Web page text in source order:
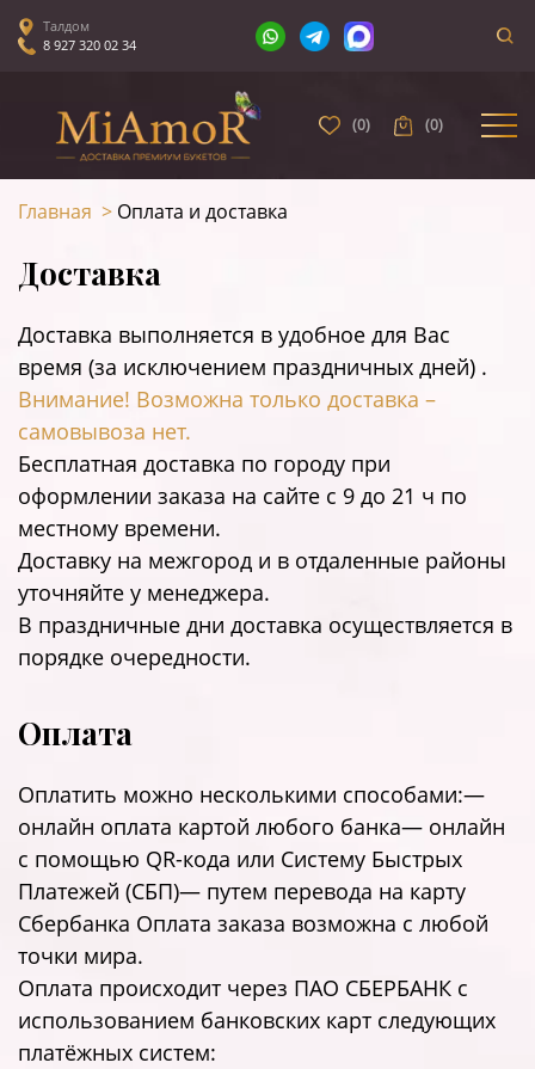
Талдом
8 927 320 02 34
(0) (0)
Главная > Оплата и доставка
Доставка
Доставка выполняется в удобное для Вас
время (за исключением праздничных дней) .
Внимание! Возможна только доставка –
самовывоза нет.
Бесплатная доставка по городу при
оформлении заказа на сайте c 9 до 21 ч по
местному времени.
Доставку на межгород и в отдаленные районы
уточняйте у менеджера.
В праздничные дни доставка осуществляется в
порядке очередности.
Оплата
Оплатить можно несколькими способами:—
онлайн оплата картой любого банка— онлайн
с помощью QR-кода или Систему Быстрых
Платежей (СБП)— путем перевода на карту
Сбербанка Оплата заказа возможна с любой
точки мира.
Оплата происходит через ПАО СБЕРБАНК с
использованием банковских карт следующих
платёжных систем: